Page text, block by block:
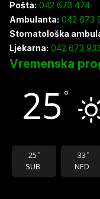
Pošta: 042 673 474
Ambulanta: 042 673
Stomatološka
Ljekarna: 042 673 933
Vremenska
25 °
25 °
SUB
33 °
NED